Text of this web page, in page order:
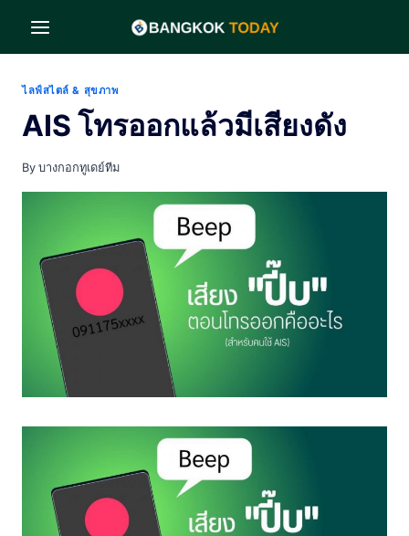
content
ไลฟ์สไตล์ & สุขภาพ
AIS โทรออกแล้วมีเสียงดัง
By บางกอกทูเดย์ทีม